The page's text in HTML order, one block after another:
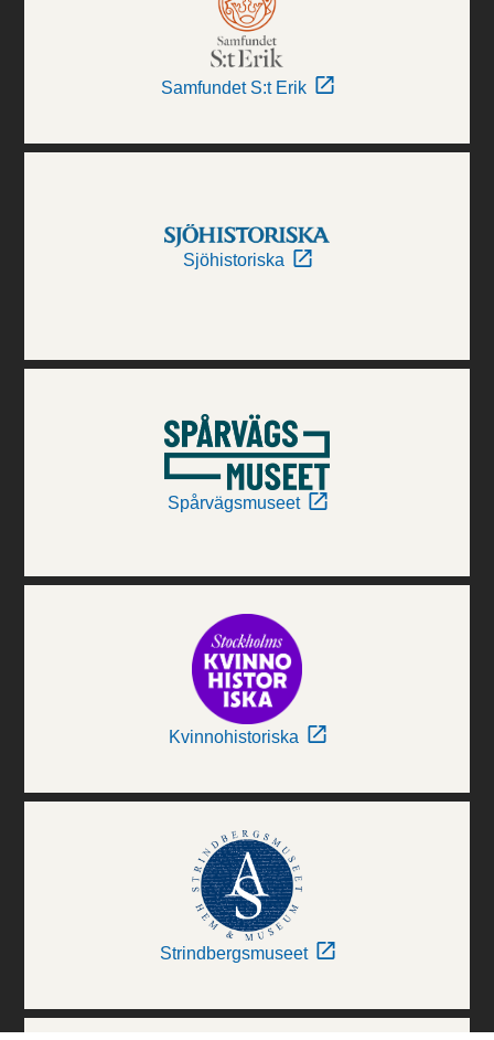
Samfundet S:t Erik
Sjöhistoriska
Spårvägsmuseet
Kvinnohistoriska
Strindbergsmuseet